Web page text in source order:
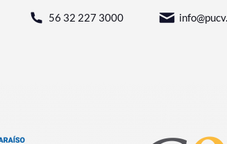
56 32 227 3000